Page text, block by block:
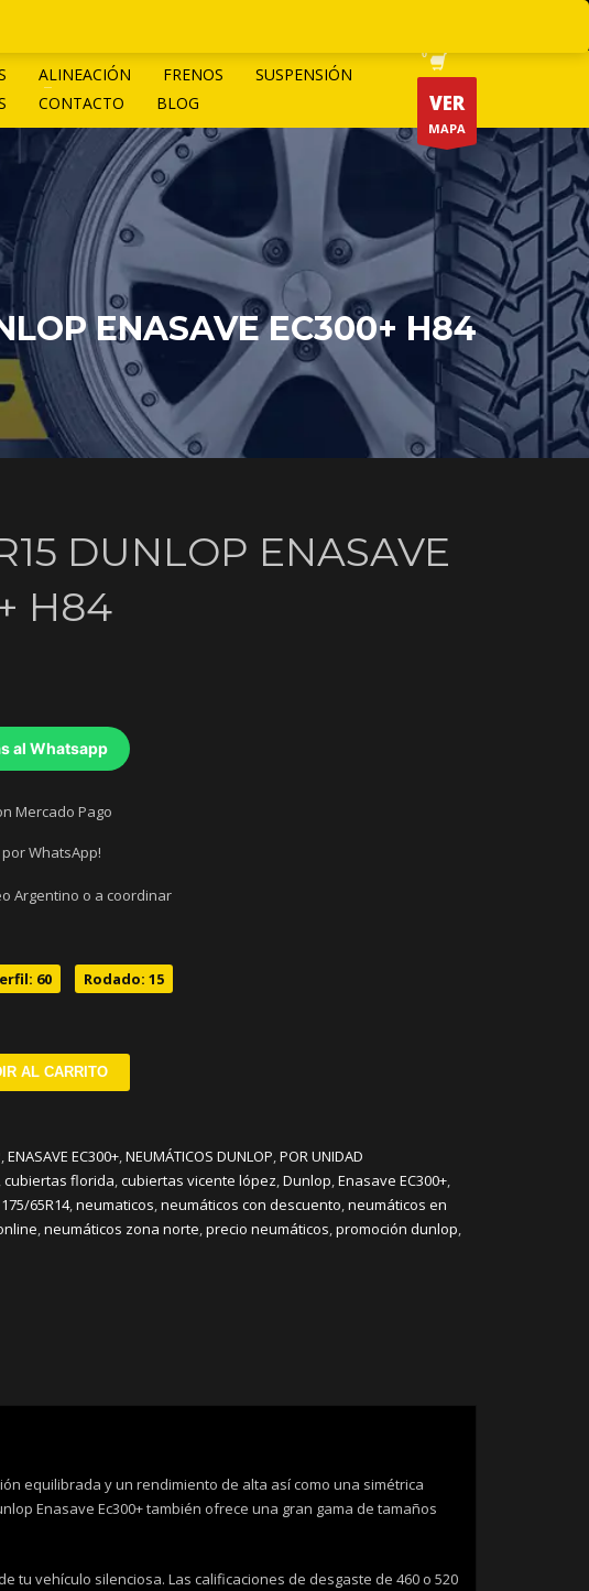
ALINEACIÓN FRENOS
SUSPENSIÓN
CONTACTO BLOG VER
MAPA
ENASAVE EC300+ H84
DUNLOP ENASAVE
H84
al Whatsapp
Mercado Pago
WhatsApp!
Argentino o a coordinar
60 Rodado: 15
AL CARRITO
,ENASAVE EC300+,NEUMÁTICOS DUNLOP,POR UNIDAD
,cubiertas florida,cubiertas vicente lópez,Dunlop,Enasave EC300+,
65R14,neumaticos,neumáticos con descuento,neumáticos en
,neumáticos zona norte,precio neumáticos,promoción dunlop,
equilibrada y un rendimiento de alta así como una simétrica
Enasave Ec300+ también ofrece una gran gama de tamaños
tu vehículo silenciosa. Las calificaciones de desgaste de 460 o 520